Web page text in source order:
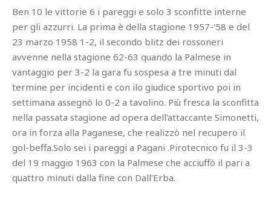
Ben 10 le vittorie 6 i pareggi e solo 3 sconfitte interne
per gli azzurri. La prima è della stagione 1957-'58 e del
23 marzo 1958 1-2, il secondo blitz dei rossoneri
avvenne nella stagione 62-63 quando la Palmese in
vantaggio per 3-2 la gara fu sospesa a tre minuti dal
termine per incidenti e con ilo giudice sportivo poi in
settimana assegnò lo 0-2 a tavolino. Più fresca la sconfitta
nella passata stagione ad opera dell'attaccante Simonetti,
ora in forza alla Paganese, che realizzò nel recupero il
gol-beffa.Solo sei i pareggi a Pagani .Pirotecnico fu il 3-3
del 19 maggio 1963 con la Palmese che acciuffò il pari a
quattro minuti dalla fine con Dall'Erba.